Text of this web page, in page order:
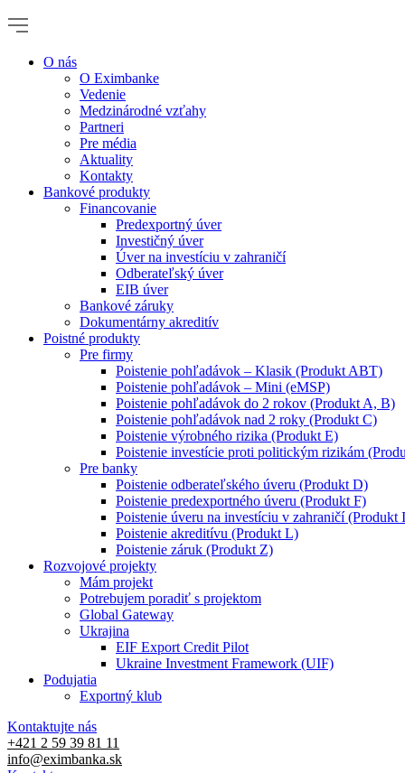
O nás
O Eximbanke
Vedenie
Medzinárodné vzťahy
Partneri
Pre média
Aktuality
Kontakty
Bankové produkty
Financovanie
Predexportný úver
Investičný úver
Úver na investíciu v zahraničí
Odberateľský úver
EIB úver
Bankové záruky
Dokumentárny akreditív
Poistné produkty
Pre firmy
Poistenie pohľadávok – Klasik (Produkt ABT)
Poistenie pohľadávok – Mini (eMSP)
Poistenie pohľadávok do 2 rokov (Produkt A, B)
Poistenie pohľadávok nad 2 roky (Produkt C)
Poistenie výrobného rizika (Produkt E)
Poistenie investície proti politickým rizikám
Pre banky
Poistenie odberateľského úveru (Produkt D)
Poistenie predexportného úveru (Produkt F)
Poistenie úveru na investíciu v zahraničí (Produkt
Poistenie akreditívu (Produkt L)
Poistenie záruk (Produkt Z)
Rozvojové projekty
Mám projekt
Potrebujem poradiť s projektom
Global Gateway
Ukrajina
EIF Export Credit Pilot
Ukraine Investment Framework (UIF)
Podujatia
Exportný klub
Kontaktujte nás
+421 2 59 39 81 11
info@eximbanka.sk